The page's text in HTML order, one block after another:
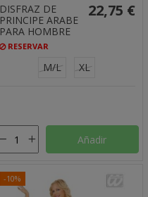
DISFRAZ DE
PRINCIPE ARABE
PARA HOMBRE
RESERVAR
22,75 €
M/L XL
Añadir
-10%